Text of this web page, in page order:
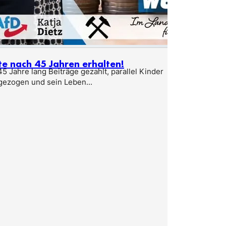
nach 45 Jahren erhalten!
Jahre lang Beiträge gezahlt, parallel Kinder
und sein Leben...